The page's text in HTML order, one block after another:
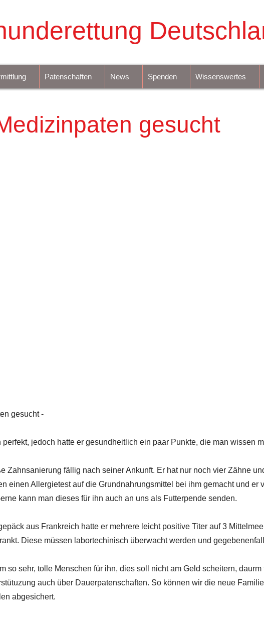
Patenschaften News Spenden Wissenswertes
gesucht
gesucht -
perfekt, jedoch hatte er gesundheitlich ein paar Punkte, die man wissen
Zahnsanierung fällig nach seiner Ankunft. Er hat nur noch vier Zähne
einen Allergietest auf die Grundnahrungsmittel bei ihm gemacht und er
kann man dieses für ihn auch an uns als Futterpende senden.
aus Frankreich hatte er mehrere leicht positive Titer auf 3
Diese müssen labortechinisch überwacht werden und
so sehr, tolle Menschen für ihn, dies soll nicht am Geld scheitern,
auch über Dauerpatenschaften. So können wir die neue
abgesichert.